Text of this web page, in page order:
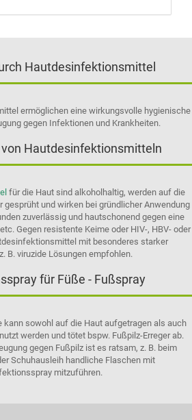
Hautdesinfektionsmittel
ermöglichen eine wirkungsvolle hygienische
gegen Infektionen und Krankheiten.
Hautdesinfektionsmitteln
für die Haut sind alkoholhaltig, werden auf die
gesprüht und wirken bei gründlicher Anwendung
zuverlässig und hautschonend gegen eine
Gegen resistente Keime oder HIV-, HBV- oder
mit besonderes starker
B. viruzide Lösungen empfohlen.
für Füße - Fußspray
sowohl auf die Haut aufgetragen als auch
werden und tötet bspw. Fußpilz-Erreger ab.
gegen Fußpilz ist es ratsam, z. B. beim
Schuhausleih handliche Flaschen mit
mitzuführen.